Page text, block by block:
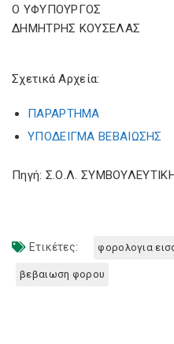
Ο ΥΦΥΠΟΥΡΓΟΣ
ΔΗΜΗΤΡΗΣ ΚΟΥΣΕΛΑΣ
Σχετικά Αρχεία:
ΠΑΡΑΡΤΗΜΑ
ΥΠΟΔΕΙΓΜΑ ΒΕΒΑΙΩΣΗΣ
Πηγή: Σ.Ο.Λ.
Ετικέτες: φορολογια
βεβαιωση φορου